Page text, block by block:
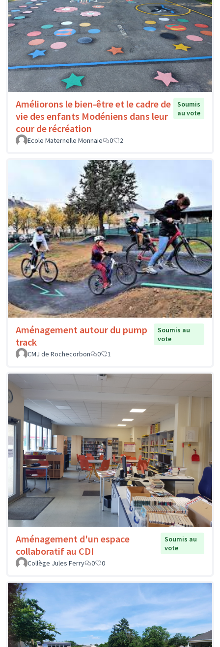
Améliorons le bien-être et le cadre de
vie des enfants Modéniens dans leur
cour de récréation
Soumis
au vote
Ecole Maternelle Monnaie 0 2
Aménagement autour du pump
track
Soumis au
vote
CMJ de Rochecorbon
0 1
Aménagement d'un espace
collaboratif au CDI
Soumis au
vote
Collège Jules Ferry
0 0